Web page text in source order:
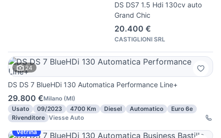
DS DS7 1.5 Hdi 130cv auto
Grand Chic
20.400 €
CASTIGLIONI SRL
24
DS DS 7 BlueHDi 130 Automatica Performance Line+
29.800 €Milano (MI)
Usato
09/2023 4700 Km Diesel Automatico
Euro 6e
Rivenditore Viesse Auto
Vetrina